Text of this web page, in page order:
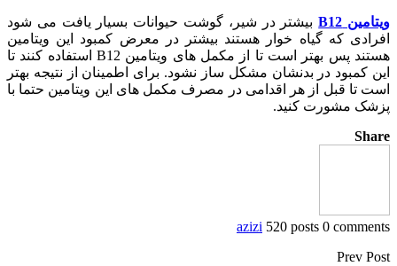
ویتامین B12
بیشتر در شیر، گوشت حیوانات بسیار یافت می شود
افرادی که گیاه خوار هستند بیشتر در معرض کمبود این ویتامین
هستند پس بهتر است تا از مکمل های ویتامین B12 استفاده کنند تا
این کمبود در بدنشان مشکل ساز نشود. برای اطمینان از نتیجه بهتر
است تا قبل از هر اقدامی در مصرف مکمل های این ویتامین حتما با
پزشک مشورت کنید.
Share
azizi 520 posts 0 comments
Prev Post